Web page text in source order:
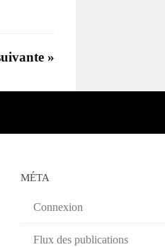
»
MÉTA
Connexion
Flux des publications